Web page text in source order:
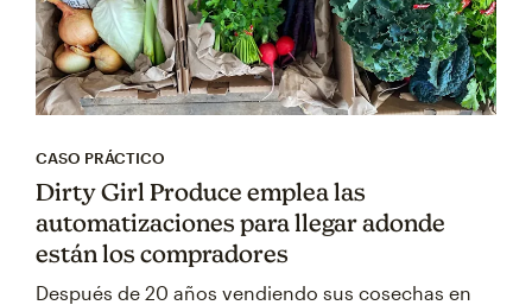
CASO PRÁCTICO
Dirty Girl Produce emplea las
automatizaciones para llegar adonde
están los compradores
Después de 20 años vendiendo sus cosechas en